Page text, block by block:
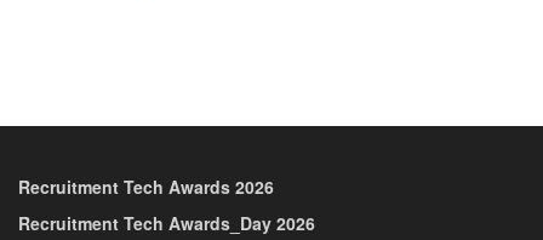
Recruitment Tech Awards 2026
Recruitment Tech Awards_Day 2026